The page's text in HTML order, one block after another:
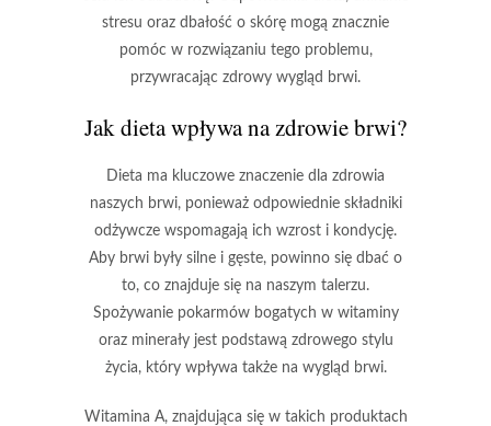
stresu oraz dbałość o skórę mogą znacznie
pomóc w rozwiązaniu tego problemu,
przywracając zdrowy wygląd brwi.
Jak dieta wpływa na zdrowie brwi?
Dieta ma kluczowe znaczenie dla zdrowia
naszych brwi, ponieważ odpowiednie składniki
odżywcze wspomagają ich wzrost i kondycję.
Aby brwi były silne i gęste, powinno się dbać o
to, co znajduje się na naszym talerzu.
Spożywanie pokarmów bogatych w witaminy
oraz minerałyjest podstawą zdrowego stylu
życia, który wpływa także na wygląd brwi.
Witamina A, znajdująca się w takich produktach